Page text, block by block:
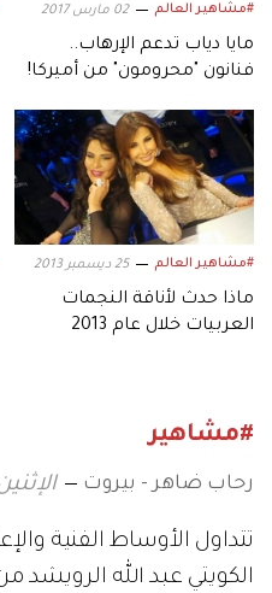
#مشاهير العالم 02 مارس 2017
مايا دياب تدعم الإرهاب..
فنانون "محرومون" من أميركا!
#مشاهير العالم 25 ديسمبر 2013
ماذا حدث لأناقة النجمات
العربيات خلال عام 2013
#مشاهير
رحاب ضاهر - بيروت الإثنين 19 مارس
تتداول الأوساط الفنية
الكويتي عبد الله الرويشد